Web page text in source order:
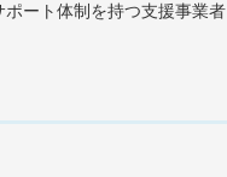
ート体制を持つ支援事業者